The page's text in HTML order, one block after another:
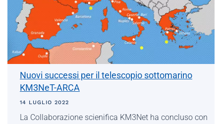
Nuovi successi per il telescopio sottomarino
KM3NeT-ARCA
14 LUGLIO 2022
La Collaborazione scienifica KM3Net ha concluso con